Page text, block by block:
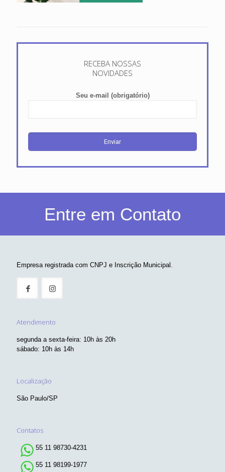
RECEBA NOSSAS
NOVIDADES
Seu e-mail (obrigatório)
Entre em Contato
Empresa registrada com CNPJ e Inscrição Municipal.
Atendimento
segunda a sexta-feira: 10h às 20h
sábado: 10h às 14h
Localização
São Paulo/SP
Contatos
55 11 98730-4231
55 11 98199-1977